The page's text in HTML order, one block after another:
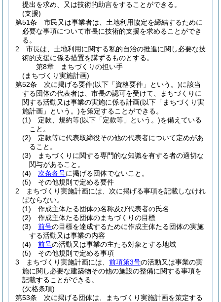
提出を求め、又は技術的助言をすることができる。
(支援)
第51条
市民又は事業者は、土地利用協定を締結するために
必要な事項について市長に技術的支援を求めることができ
る。
2
市長は、土地利用に関する私的自治の推進に関し必要な技
術的支援に係る措置を講ずるものとする。
第8章
まちづくりの担い手
(まちづくり実施計画)
第52条
次に掲げる要件(以下「資格要件」という。)に該当
する団体の代表者は、市長の認可を受けて、まちづくりに
関する活動又は事業の実施に係る計画(以下「まちづくり実
施計画」という。)を策定することができる。
(1)
定款、規約等(以下「定款等」という。)を備えている
こと。
(2)
定款等に代表取締役その他の代表者について定めがあ
ること。
(3)
まちづくりに関する専門的な知識を有する者の適切な
関与があること。
(4)
次条各号に掲げる団体でないこと。
(5)
その他規則で定める要件
2
まちづくり実施計画には、次に掲げる事項を記載しなけれ
ばならない。
(1)
作成主体たる団体の名称及び代表者の氏名
(2)
作成主体たる団体のまちづくりの目標
(3)
前号の目標を達成するために作成主体たる団体の実施
する活動又は事業の内容
(4)
前号の活動又は事業の主たる対象とする地域
(5)
その他規則で定める事項
3
まちづくり実施計画には、 前項第3号の活動又は事業の実
施に関し必要な建築物その他の施設の整備に関する事項を
記載することができる。
(欠格条項)
第53条
次に掲げる団体は、まちづくり実施計画を策定する